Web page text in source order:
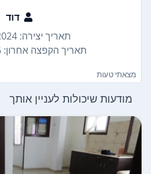
דוד
תאריך יצירה: 20/10/2024
תאריך הקפצה אחרון: 26/04/2026
מצאתי טעות
מודעות שיכולות לעניין אותך